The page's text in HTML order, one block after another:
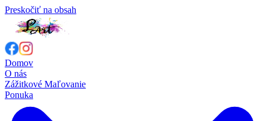
Preskočiť na obsah
Domov
O nás
Zážitkové Maľovanie
Ponuka